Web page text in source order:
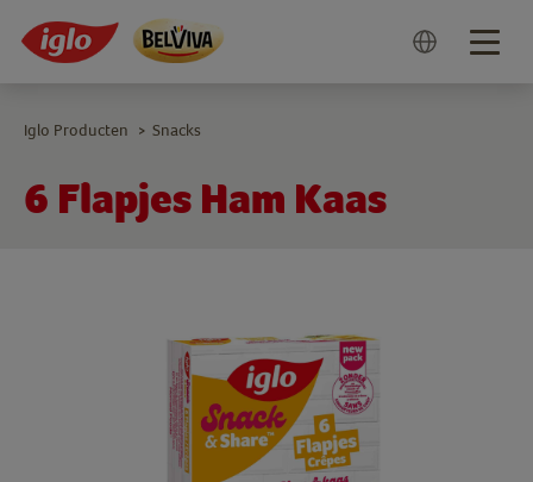
6 Flapjes Ham Kaas
Iglo Producten > Snacks